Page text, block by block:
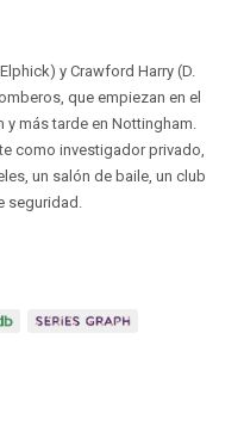
y Crawford Harry (D.
que empiezan en el
más tarde en Nottingham.
como investigador privado,
un salón de baile, un club
seguridad.